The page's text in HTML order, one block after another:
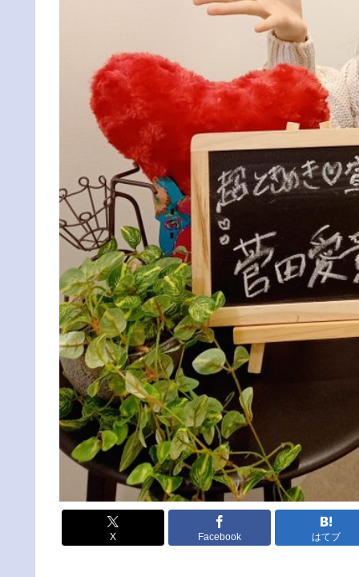
X Facebook はてブ